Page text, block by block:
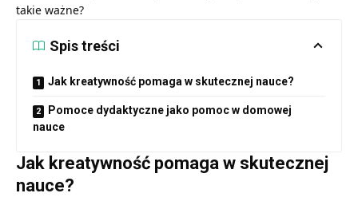
takie ważne?
Spis treści
Jak kreatywność pomaga w skutecznej nauce?
Pomoce dydaktyczne jako pomoc w domowej
nauce
Jak kreatywność pomaga w skutecznej
nauce?